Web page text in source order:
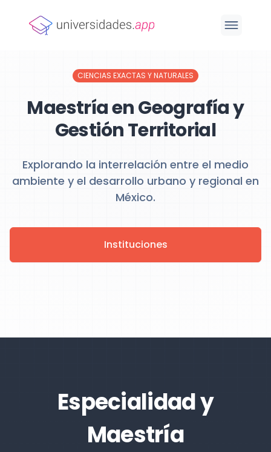
CIENCIAS EXACTAS Y NATURALES
Maestría en Geografía y
Gestión Territorial
Explorando la interrelación entre el medio
ambiente y el desarrollo urbano y regional en
México.
Instituciones
Especialidad y
Maestría